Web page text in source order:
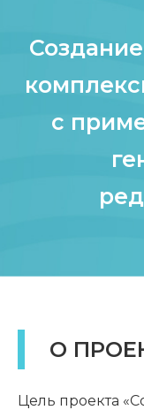
с
О
Цель проекта